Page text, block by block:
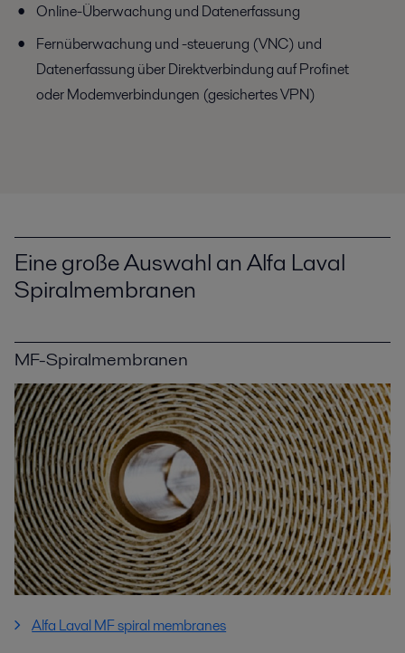
Online-Überwachung und Datenerfassung
Fernüberwachung und -steuerung (VNC) und
Datenerfassung über Direktverbindung auf Profinet
oder Modemverbindungen (gesichertes VPN)
Eine große Auswahl an Alfa Laval
Spiralmembranen
MF-Spiralmembranen
Alfa Laval MF spiral membranes